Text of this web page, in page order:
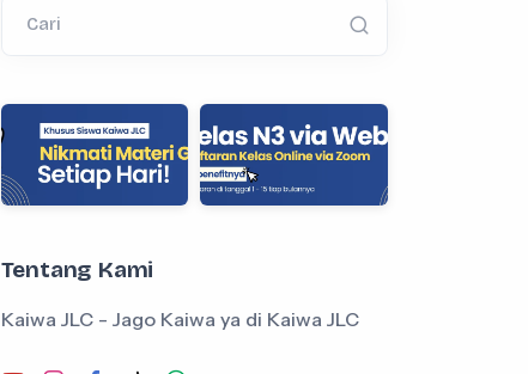
Cari
Tentang Kami
Kaiwa JLC - Jago Kaiwa ya di Kaiwa JLC